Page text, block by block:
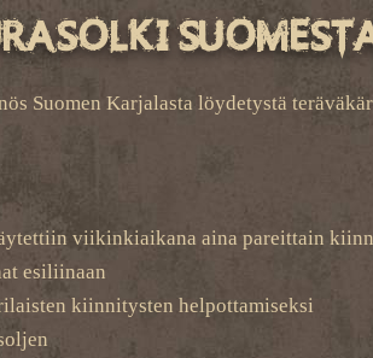
Suomen Karjalasta löydetystä
viikinkiaikana aina pareittain
esiliinaan
kiinnitysten helpottamiseksi